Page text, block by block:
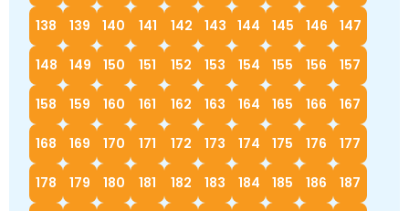
138 139 140 141 142 143 144 145 146 147
148 149 150 151 152 153 154 155 156 157
158 159 160 161 162 163 164 165 166 167
168 169 170 171 172 173 174 175 176 177
178 179 180 181 182 183 184 185 186 187